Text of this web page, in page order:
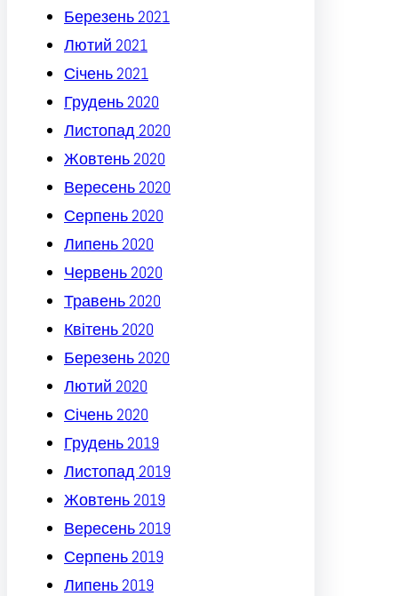
Березень 2021
Лютий 2021
Січень 2021
Грудень 2020
Листопад 2020
Жовтень 2020
Вересень 2020
Серпень 2020
Липень 2020
Червень 2020
Травень 2020
Квітень 2020
Березень 2020
Лютий 2020
Січень 2020
Грудень 2019
Листопад 2019
Жовтень 2019
Вересень 2019
Серпень 2019
Липень 2019